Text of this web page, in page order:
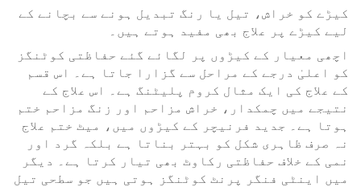
کیڑے کو خراش، تیل یا رنگ تبدیل ہونے سے بچانے کے
لیے کیڑے پر علاج بھی مفید ہوتے ہیں۔
اچھی معیار کے کیڑوں پر لگائے گئے حفاظتی کوٹنگز
کو اعلیٰ درجے کے مراحل سے گزارا جاتا ہے۔ اس قسم
کے علاج کی ایک مثال کروم پلیٹنگ ہے۔ اس علاج کے
نتیجے میں چمکدار، خراش مزاحم اور زنگ مزاحم ختم
ہوتا ہے۔ جدید فرنیچر کے کیڑوں میں، میٹ ختم علاج
نہ صرف ظاہری شکل کو بہتر بناتا ہے بلکہ گرد اور
نمی کے خلاف حفاظتی رکاوٹ بھی تیار کرتا ہے۔ دیگر
میں اینٹی فنگر پرنٹ کوٹنگز ہوتی ہیں جو سطحی تیل